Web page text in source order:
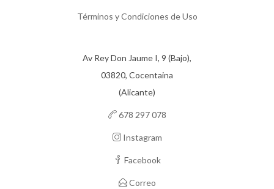
Términos y Condiciones de Uso
Av Rey Don Jaume I, 9 (Bajo),
03820, Cocentaina
(Alicante)
678 297 078
Instagram
Facebook
Correo